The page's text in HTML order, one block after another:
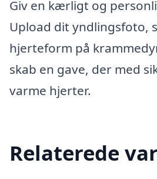
Giv en kærligt og
Upload dit yndlingsfoto,
hjerteform på
skab en gave, der med
varme hjerter.
Relaterede